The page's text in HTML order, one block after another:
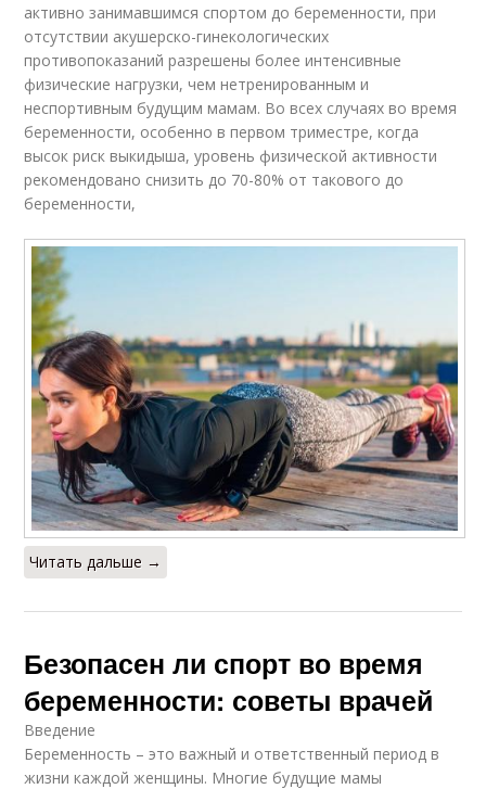
активно занимавшимся спортом до беременности, при
отсутствии акушерско-гинекологических
противопоказаний разрешены более интенсивные
физические нагрузки, чем нетренированным и
неспортивным будущим мамам. Во всех случаях во время
беременности, особенно в первом триместре, когда
высок риск выкидыша, уровень физической активности
рекомендовано снизить до 70-80% от такового до
беременности,
Читать дальше →
Безопасен ли спорт во время
беременности: советы врачей
Введение
Беременность – это важный и ответственный период в
жизни каждой женщины. Многие будущие мамы